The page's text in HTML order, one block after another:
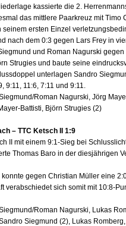
kassierte die 2.
das mittlere Paarkreuz mit
seinem ersten Einzel
nach dem 0:3 gegen Lars Frey in
und Roman Nagurski
Strugies und baute seine
unterlagen Sandro
9:11, 11:6, 7:11 und 9:11.
Roman Nagurski, Jörg
Battisti, Björn Strugies (2)
– TTC Ketsch II 1:9
II mit einem 9:1-Sieg bei
Thomas Baro in der diesjährigen
gegen Christian Müller eine
verabschiedet sich somit mit 10:8-
Roman Nagurski, Lukas
Siegmund (2), Lukas